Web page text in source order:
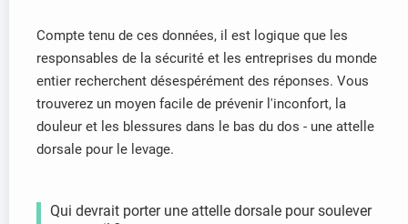
Compte tenu de ces données, il est logique que les
responsables de la sécurité et les entreprises du monde
entier recherchent désespérément des réponses. Vous
trouverez un moyen facile de prévenir l'inconfort, la
douleur et les blessures dans le bas du dos - une attelle
dorsale pour le levage.
Qui devrait porter une attelle dorsale pour soulever